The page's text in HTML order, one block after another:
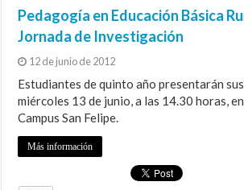
Pedagogía en Educación Básica
Jornada de Investigación
12 de junio de 2012
Estudiantes de quinto año presentarán
miércoles 13 de junio, a las 14.30 horas,
Campus San Felipe.
Más información